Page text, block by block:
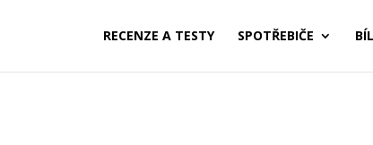
RECENZE A TESTY SPOTŘEBIČE